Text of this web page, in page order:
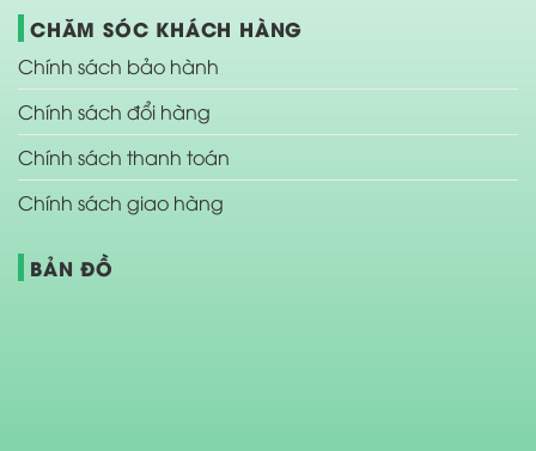
CHĂM SÓC KHÁCH HÀNG
Chính sách bảo hành
Chính sách đổi hàng
Chính sách thanh toán
Chính sách giao hàng
BẢN ĐỒ